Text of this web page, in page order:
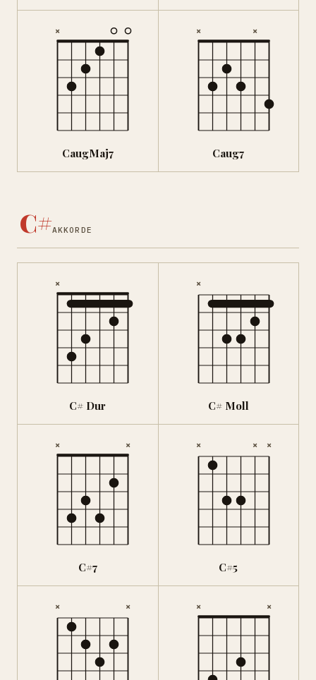
×
CaugMaj7
× ×
Caug7
C#AKKORDE
×
C# Dur
×
C# Moll
× ×
C#7
× × ×
C#5
× × × ×